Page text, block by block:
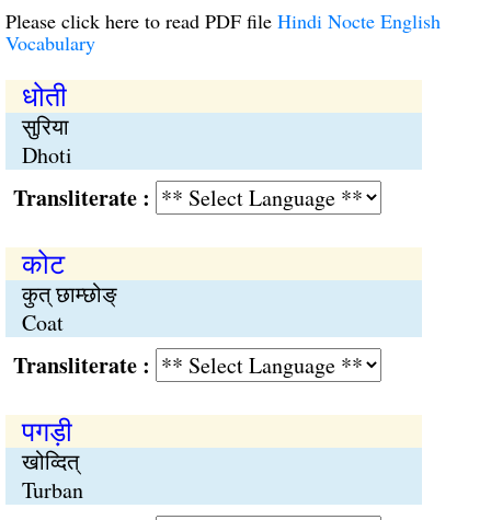
Please click here to read PDF file Hindi Nocte English
Vocabulary
धोती
सुरिया
Dhoti
:
कोट
कुत् छाम्छोङ्
Coat
:
पगड़ी
खोव्दित्
Turban